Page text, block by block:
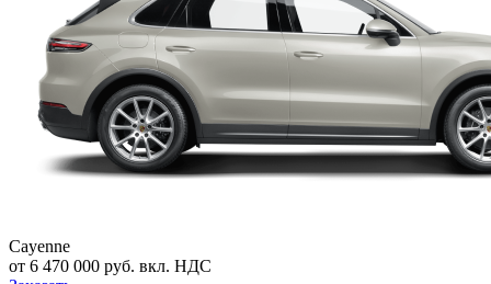
Cayenne
от 6 470 000 руб. вкл. НДС